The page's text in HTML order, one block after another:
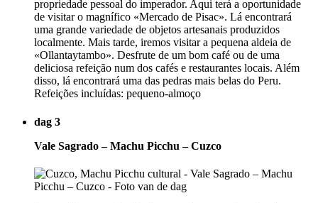
propriedade pessoal do imperador. Aqui terá a oportunidade
de visitar o magnífico «Mercado de Pisac». Lá encontrará
uma grande variedade de objetos artesanais produzidos
localmente. Mais tarde, iremos visitar a pequena aldeia de
«Ollantaytambo». Desfrute de um bom café ou de uma
deliciosa refeição num dos cafés e restaurantes locais. Além
disso, lá encontrará uma das pedras mais belas do Peru.
Refeições incluídas: pequeno-almoço
dag 3
Vale Sagrado – Machu Picchu – Cuzco